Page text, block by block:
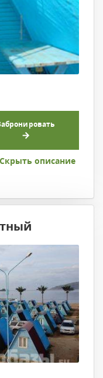
Скрыть описание